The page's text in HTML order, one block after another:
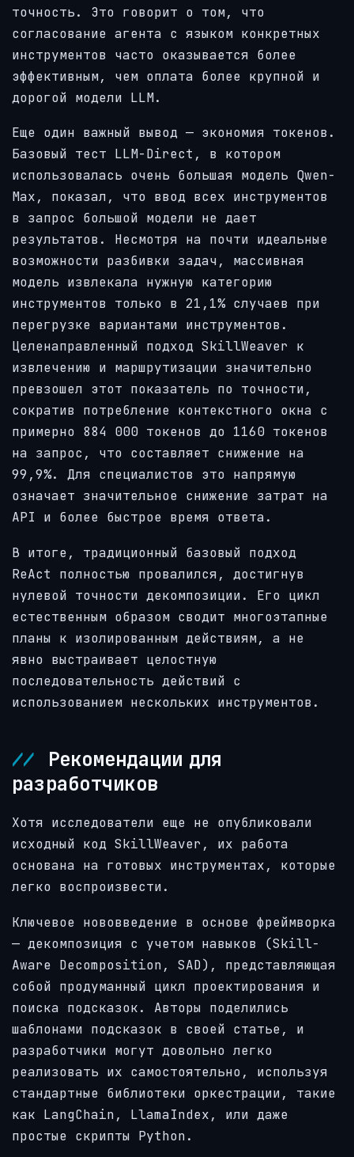
точность. Это говорит о том, что
согласование агента с языком конкретных
инструментов часто оказывается более
эффективным, чем оплата более крупной и
дорогой модели LLM.
Еще один важный вывод — экономия токенов.
Базовый тест LLM-Direct, в котором
использовалась очень большая модель Qwen-
Max, показал, что ввод всех инструментов
в запрос большой модели не дает
результатов. Несмотря на почти идеальные
возможности разбивки задач, массивная
модель извлекала нужную категорию
инструментов только в 21,1% случаев при
перегрузке вариантами инструментов.
Целенаправленный подход SkillWeaver к
извлечению и маршрутизации значительно
превзошел этот показатель по точности,
сократив потребление контекстного окна с
примерно 884 000 токенов до 1160 токенов
на запрос, что составляет снижение на
99,9%. Для специалистов это напрямую
означает значительное снижение затрат на
API и более быстрое время ответа.
В итоге, традиционный базовый подход
ReAct полностью провалился, достигнув
нулевой точности декомпозиции. Его цикл
естественным образом сводит многоэтапные
планы к изолированным действиям, а не
явно выстраивает целостную
последовательность действий с
использованием нескольких инструментов.
Рекомендации для
разработчиков
Хотя исследователи еще не опубликовали
исходный код SkillWeaver, их работа
основана на готовых инструментах, которые
легко воспроизвести.
Ключевое нововведение в основе фреймворка
— декомпозиция с учетом навыков (Skill-
Aware Decomposition, SAD), представляющая
собой продуманный цикл проектирования и
поиска подсказок. Авторы поделились
шаблонами подсказок в своей статье, и
разработчики могут довольно легко
реализовать их самостоятельно, используя
стандартные библиотеки оркестрации, такие
как LangChain, LlamaIndex, или даже
простые скрипты Python.